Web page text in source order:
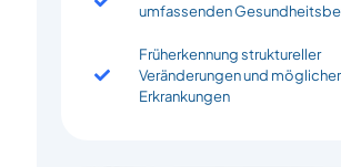
umfassenden
Früherkennung struktureller
Veränderungen und möglicher
Erkrankungen